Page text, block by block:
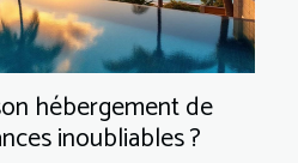
hébergement de
inoubliables ?